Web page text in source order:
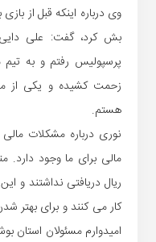
وی درباره اینکه قبل از
بش کرد، گفت: علی
پرسپولیس رفتم و به تیم
زحمت کشیده و یکی از
هستم.
نوری درباره مشکلات
مالی برای ما وجود دارد.
ریال دریافتی نداشتند و
کار می کنند و برای بهتر
امیدوارم مسئولان استان